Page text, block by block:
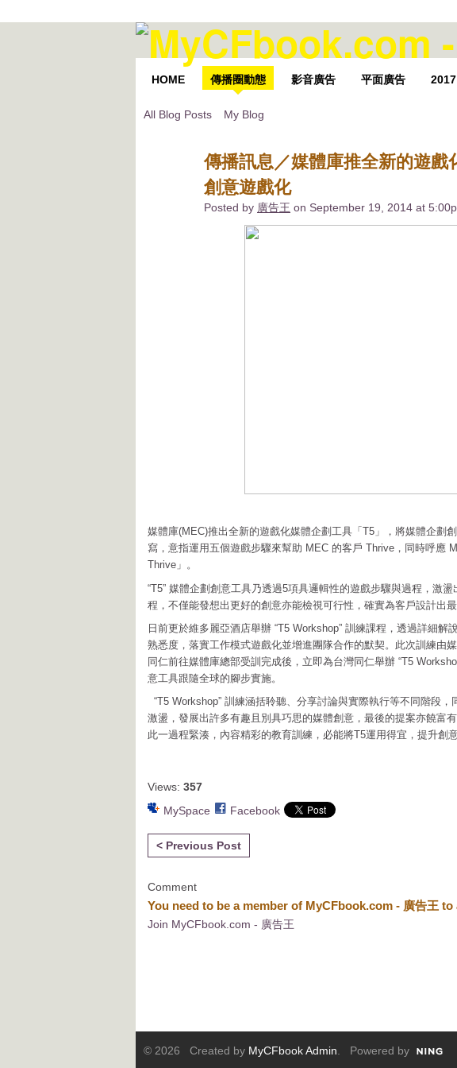
HOME 傳播圈動態 影音廣告 平面廣告
All Blog Posts My Blog
傳播訊息／媒體庫推全新的遊戲
創意遊戲化
Posted by 廣告王 on September 19, 2014 at
媒體庫(MEC)推出全新的遊戲化媒體企劃工具「T5」，將媒體企劃
寫，意指運用五個遊戲步驟來幫助 MEC 的客戶 Thrive，同時呼應
Thrive」。
“T5” 媒體企劃創意工具乃透過5項具邏輯性的遊戲步驟與過程，激
程，不僅能發想出更好的創意亦能檢視可行性，確實為客戶設計出最
日前更於維多麗亞酒店舉辦 “T5 Workshop” 訓練課程，透過詳細解
熟悉度，落實工作模式遊戲化並增進團隊合作的默契。此次訓練由
同仁前往媒體庫總部受訓完成後，立即為台灣同仁舉辦 “T5
意工具跟隨全球的腳步實施。
“T5 Workshop” 訓練涵括聆聽、分享討論與實際執行等不同階段
激盪，發展出許多有趣且別具巧思的媒體創意，最後的提案亦饒富
此一過程緊湊，內容精彩的教育訓練，必能將T5運用得宜，提升創
Views: 357
MySpace
Facebook
< Previous Post
Comment
You need to be a member of MyCFbook.com - 廣告王
Join MyCFbook.com - 廣告王
© 2026 Created by MyCFbook Admin . Powered by